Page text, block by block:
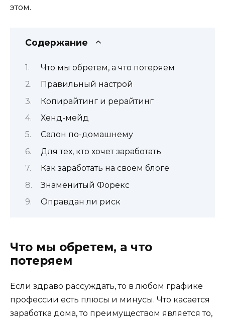
этом.
Содержание
Что мы обретем, а что потеряем
Правильный настрой
Копирайтинг и рерайтинг
Хенд-мейд
Салон по-домашнему
Для тех, кто хочет заработать
Как заработать на своем блоге
Знаменитый Форекс
Оправдан ли риск
Что мы обретем, а что
потеряем
Если здраво рассуждать, то в любом графике
профессии есть плюсы и минусы. Что касается
заработка дома, то преимуществом является то,